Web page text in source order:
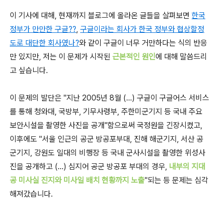
이 기사에 대해, 현재까지 블로그에 올라온 글들을 살펴보면 한국
정부가 만만한 구글??, 구글이라는 회사가 한국 정부와 협상할정
도로 대단한 회사였나?와 같이 구글이 너무 거만하다는 식의 반응
만 있지만, 저는 이 문제가 시작된 근본적인 원인에 대해 말씀드리
고 싶습니다.
이 문제의 발단은 "지난 2005년 8월 (...) 구글이 구글어스 서비스
를 통해 청와대, 국방부, 기무사령부, 주한미군기지 등 국내 주요
보안시설을 촬영한 사진을 공개"함으로써 국정원을 긴장시켰고,
이후에도 "서울 인근의 공군 방공포부대, 진해 해군기지, 서산 공
군기지, 강원도 일대의 비행장 등 국내 군사시설을 촬영한 위성사
진을 공개하고 (...) 심지어 공군 방공포 부대의 경우, 내부의 지대
공 미사실 진지와 미사일 배치 현황까지 노출"되는 등 문제는 심각
해져갔습니다.